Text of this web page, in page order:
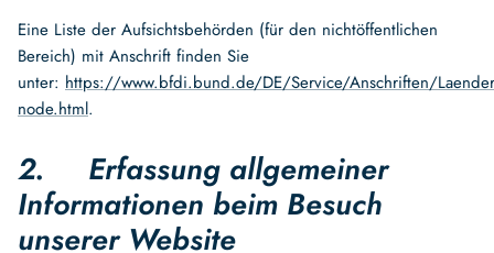
Eine Liste der Aufsichtsbehörden (für den nichtöffentlichen
Bereich) mit Anschrift finden Sie
unter: https://www.bfdi.bund.de/DE/Service/Anschriften/
node.html.
2. Erfassung allgemeiner
Informationen beim Besuch
unserer Website